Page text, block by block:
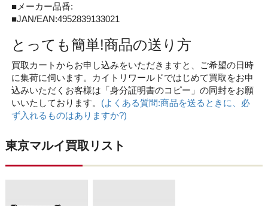
■メーカー品番:
■JAN/EAN:4952839133021
とっても簡単!商品の送り方
買取カートからお申し込みをいただきますと、ご希望の日時
に集荷に伺います。カイトリワールドではじめて買取をお申
込みいただくお客様は「身分証明書のコピー」の同封をお願
いいたしております。 (よくある質問:商品を送るときに、必
ず入れるものはありますか?)
東京マルイ買取リスト